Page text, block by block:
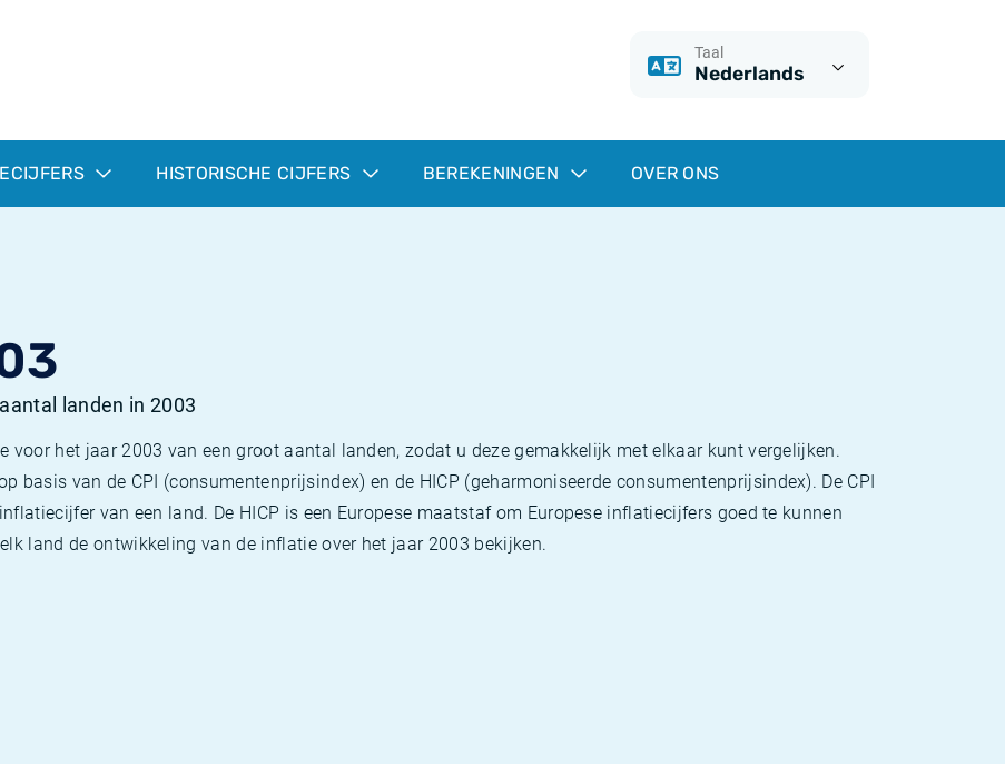
Taal
Nederlands
HISTORISCHE CIJFERS BEREKENINGEN OVER ONS
landen in 2003
voor het jaar 2003 van een groot aantal landen, zodat u deze gemakkelijk met elkaar kunt vergelijken.
basis van de CPI (consumentenprijsindex) en de HICP (geharmoniseerde consumentenprijsindex). De CPI
van een land. De HICP is een Europese maatstaf om Europese inflatiecijfers goed te kunnen
land de ontwikkeling van de inflatie over het jaar 2003 bekijken.